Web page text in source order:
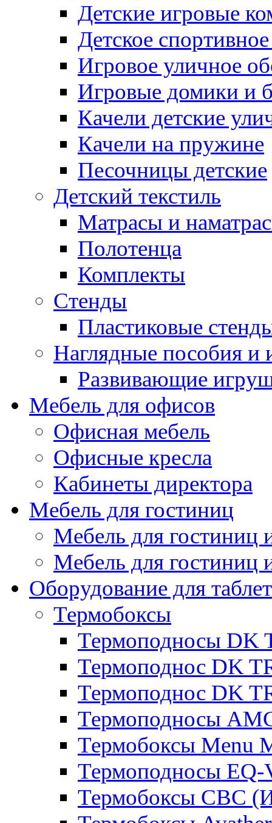
Детские игровые
Детское
Игровое уличное
Игровые домики и
Качели детские
Качели на пружине
Песочницы детские
Детский текстиль
Матрасы и
Полотенца
Комплекты
Стенды
Пластиковые
Наглядные пособия и
Развивающие
Мебель для офисов
Офисная мебель
Офисные кресла
Кабинеты директора
Мебель для гостиниц
Мебель для
Мебель для гостиниц
Оборудование для
Термобоксы
Термоподносы DK
Термоподнос DK
Термоподнос DK
Термоподносы
Термобоксы Menu
Термоподносы EQ-
Термобоксы CBC